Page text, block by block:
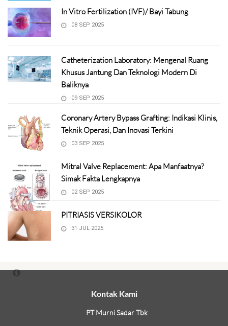
In Vitro Fertilization (IVF)/ Bayi Tabung
08 SEP 2025
Catheterization Laboratory: Mengenal Ruang
Khusus Jantung Dan Teknologi Modern Di
Baliknya
09 SEP 2025
Coronary Artery Bypass Grafting: Indikasi Klinis,
Teknik Operasi, Dan Inovasi Terkini
03 SEP 2025
Mitral Valve Replacement: Apa Manfaatnya?
Simak Fakta Lengkapnya
02 SEP 2025
PITRIASIS VERSIKOLOR
31 JUL 2025
Kontak Kami
PT Murni Sadar Tbk